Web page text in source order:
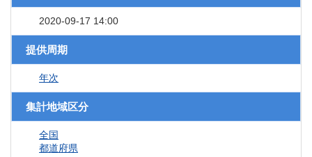
2020-09-17 14:00
提供周期
年次
集計地域区分
全国
都道府県